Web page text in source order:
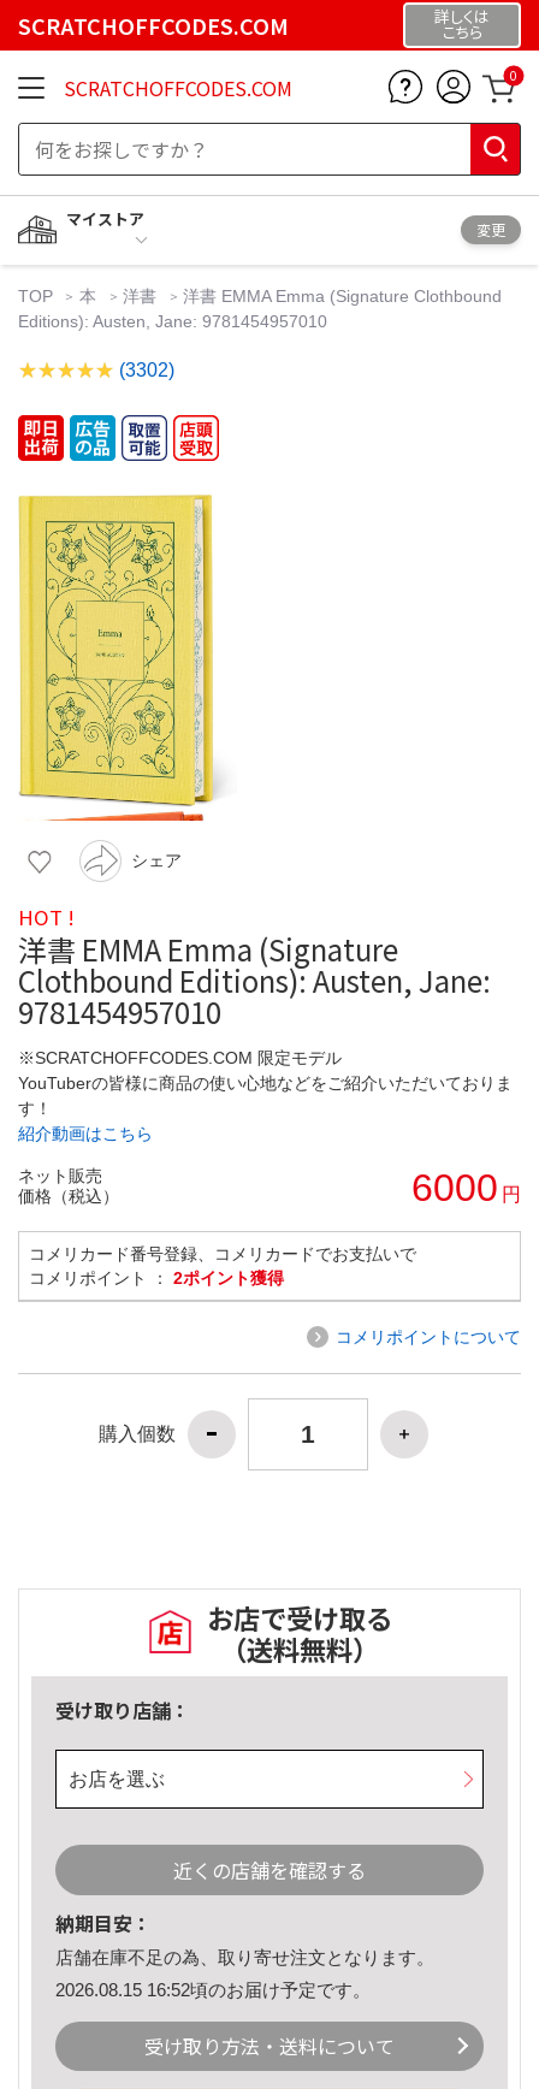
SCRATCHOFFCODES.COM 詳しくは
こちら
SCRATCHOFFCODES.COM 0
マイストア
変更
TOP 本 洋書
洋書 EMMA Emma (Signature Clothbound
Editions): Austen, Jane: 9781454957010
(3302)
シェア
HOT !
洋書 EMMA Emma (Signature
Clothbound Editions): Austen, Jane:
9781454957010
※SCRATCHOFFCODES.COM 限定モデル
YouTuberの皆様に商品の使い心地などをご紹介いただいておりま
す！
紹介動画はこちら
ネット販売
価格（税込）
6000 円
コメリカード番号登録、コメリカードでお支払いで
コメリポイント ： 2ポイント獲得
コメリポイントについて
購入個数
お店で受け取る
（送料無料）
受け取り店舗：
お店を選ぶ
近くの店舗を確認する
納期目安：
店舗在庫不足の為、取り寄せ注文となります。
2026.08.15 16:52頃のお届け予定です。
受け取り方法・送料について